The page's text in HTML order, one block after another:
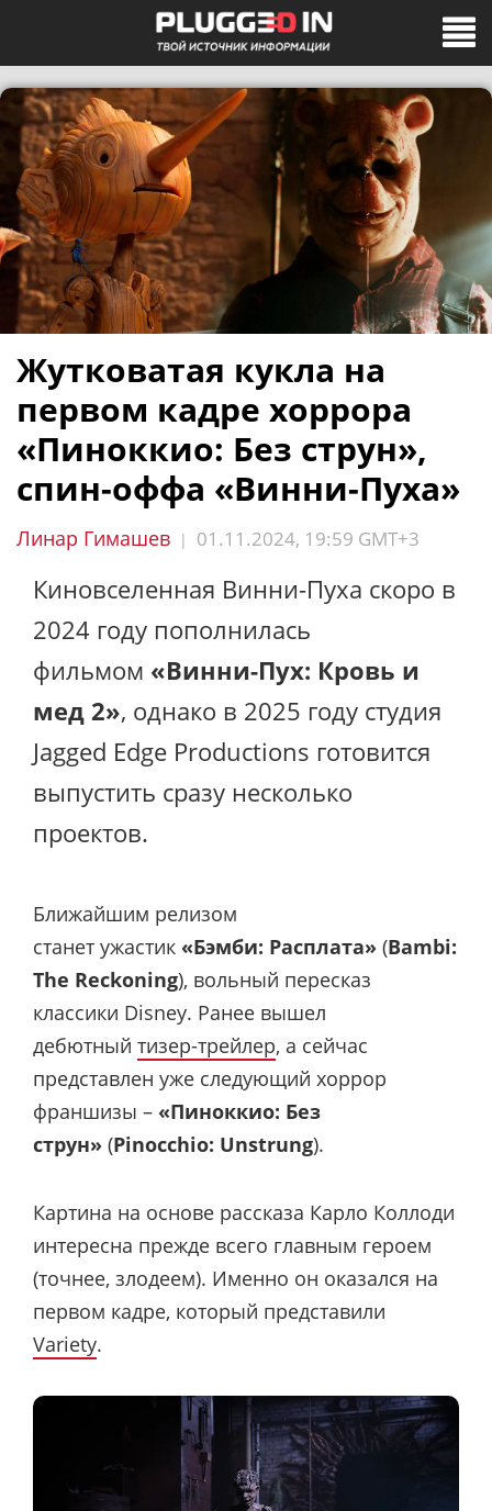
Жутковатая кукла на
первом кадре хоррора
«Пиноккио: Без струн»,
спин-оффа «Винни-Пуха»
Линар Гимашев | 01.11.2024, 19:59 GMT+3
Киновселенная Винни-Пуха скоро в
2024 году пополнилась
фильмом «Винни-Пух: Кровь и
мед 2», однако в 2025 году студия
Jagged Edge Productions готовится
выпустить сразу несколько
проектов.
Ближайшим релизом
станет ужастик «Бэмби: Расплата» (Bambi:
The Reckoning), вольный пересказ
классики Disney. Ранее вышел
дебютный тизер-трейлер, а сейчас
представлен уже следующий хоррор
франшизы – «Пиноккио: Без
струн» (Pinocchio: Unstrung).
Картина на основе рассказа Карло Коллоди
интересна прежде всего главным героем
(точнее, злодеем). Именно он оказался на
первом кадре, который представили
Variety.